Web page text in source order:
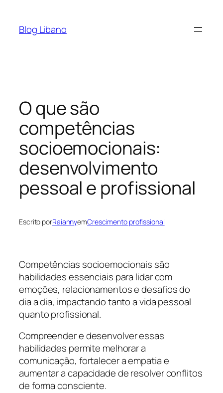
Blog Libano
O que são
competências
socioemocionais:
desenvolvimento
pessoal e profissional
Escrito porRaiannyemCrescimento profissional
Competências socioemocionais são
habilidades essenciais para lidar com
emoções, relacionamentos e desafios do
dia a dia, impactando tanto a vida pessoal
quanto profissional.
Compreender e desenvolver essas
habilidades permite melhorar a
comunicação, fortalecer a empatia e
aumentar a capacidade de resolver conflitos
de forma consciente.